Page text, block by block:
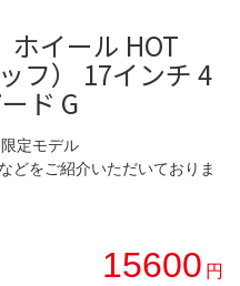
イール HOT
フ） 17インチ 4
ド G
定モデル
どをご紹介いただいておりま
15600 円